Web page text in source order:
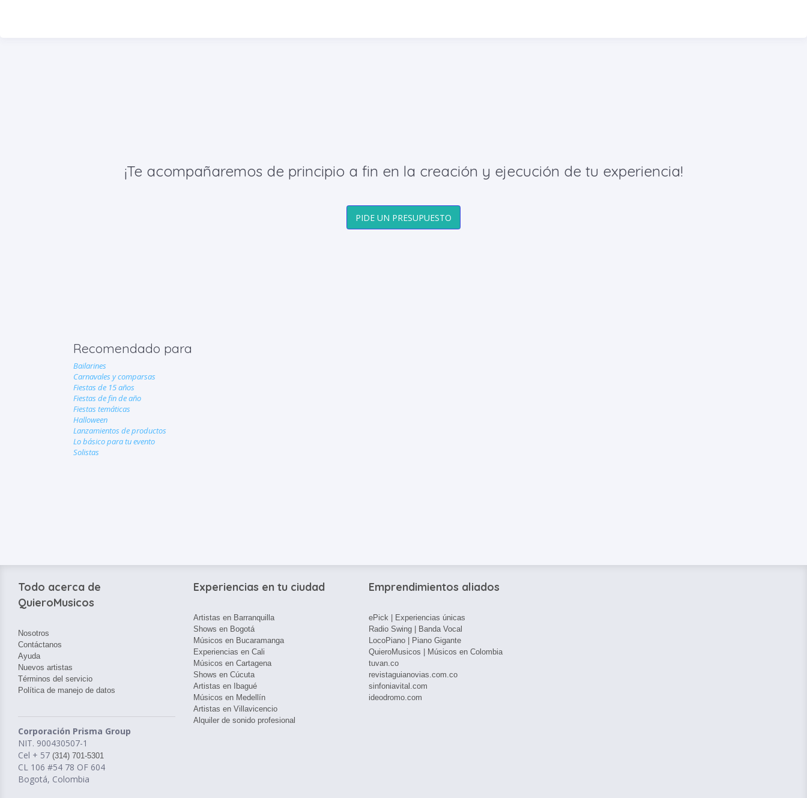
¡Te acompañaremos de principio a fin en la creación y ejecución de tu experiencia!
PIDE UN PRESUPUESTO
Recomendado para
Bailarines
Carnavales y comparsas
Fiestas de 15 años
Fiestas de fin de año
Fiestas temáticas
Halloween
Lanzamientos de productos
Lo básico para tu evento
Solistas
Todo acerca de
QuieroMusicos
Nosotros
Contáctanos
Ayuda
Nuevos artistas
Términos del servicio
Política de manejo de datos
Corporación Prisma Group
NIT. 900430507-1
Cel + 57 (314) 701-5301
CL 106 #54 78 OF 604
Bogotá, Colombia
Experiencias en tu ciudad
Artistas en Barranquilla
Shows en Bogotá
Músicos en Bucaramanga
Experiencias en Cali
Músicos en Cartagena
Shows en Cúcuta
Artistas en Ibagué
Músicos en Medellín
Artistas en Villavicencio
Alquiler de sonido profesional
Emprendimientos aliados
ePick | Experiencias únicas
Radio Swing | Banda Vocal
LocoPiano | Piano Gigante
QuieroMusicos | Músicos en Colombia
tuvan.co
revistaguianovias.com.co
sinfoniavital.com
ideodromo.com